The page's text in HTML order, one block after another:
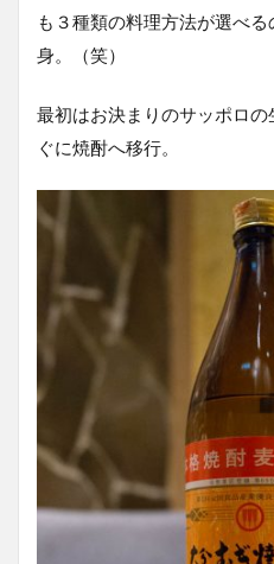
も３種類の料理方法が選べる
身。（笑）
最初はお決まりのサッポロ
ぐに焼酎へ移行。